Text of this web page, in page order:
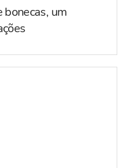
bonecas, um